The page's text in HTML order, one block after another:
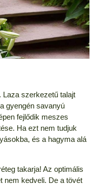
Laza szerkezetű talajt
gyengén savanyú
fejlődik meszes
Ha ezt nem tudjuk
és a hagyma alá
takarja! Az optimális
nem kedveli. De a tövét